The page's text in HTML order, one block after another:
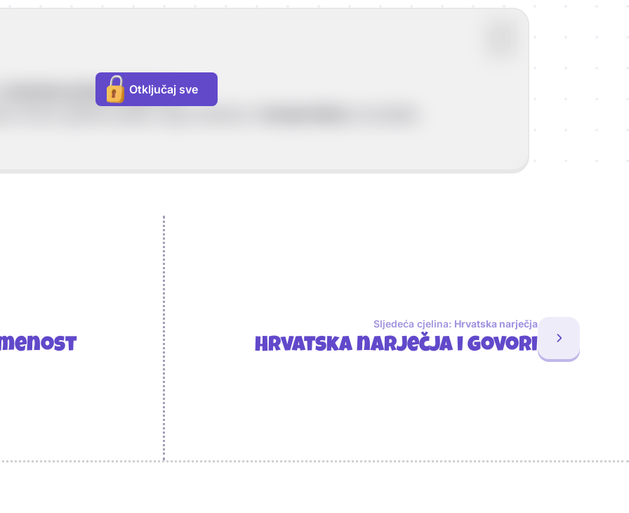
latinskim jezikom i latinicom .
Otključaj sve
Sljedeća cjelina: Hrvatska narječja
Hrvatska narječja i govori